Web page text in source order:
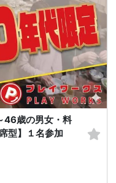
46歳の男女・料
型】１名参加